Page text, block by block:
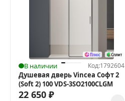
В наличии Код:1792604
Душевая дверь Vincea Софт 2
(Soft 2) 100 VDS-3SO2100CLGM
22 650 ₽